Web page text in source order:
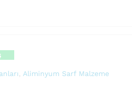
Aliminyum Sarf Malzeme